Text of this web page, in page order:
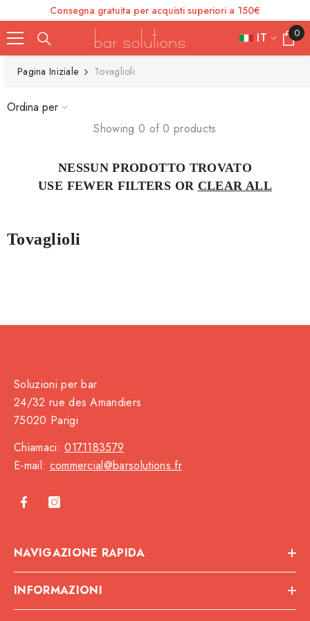
SKIP TO CONTENT
Consegna gratuita per acquisti superiori a 150€
IT
FR
DE
0
0
items
Pagina Iniziale Tovaglioli
Ordina per
Showing 0 of 0 products
NESSUN PRODOTTO TROVATO
USE FEWER FILTERS OR CLEAR ALL
Tovaglioli
Soluzioni per bar
24/32 rue des Amandiers
75020 Parigi
Chiamaci:0171183579
E-mail: commercial@barsolutions.fr
NAVIGAZIONE RAPIDA
INFORMAZIONI